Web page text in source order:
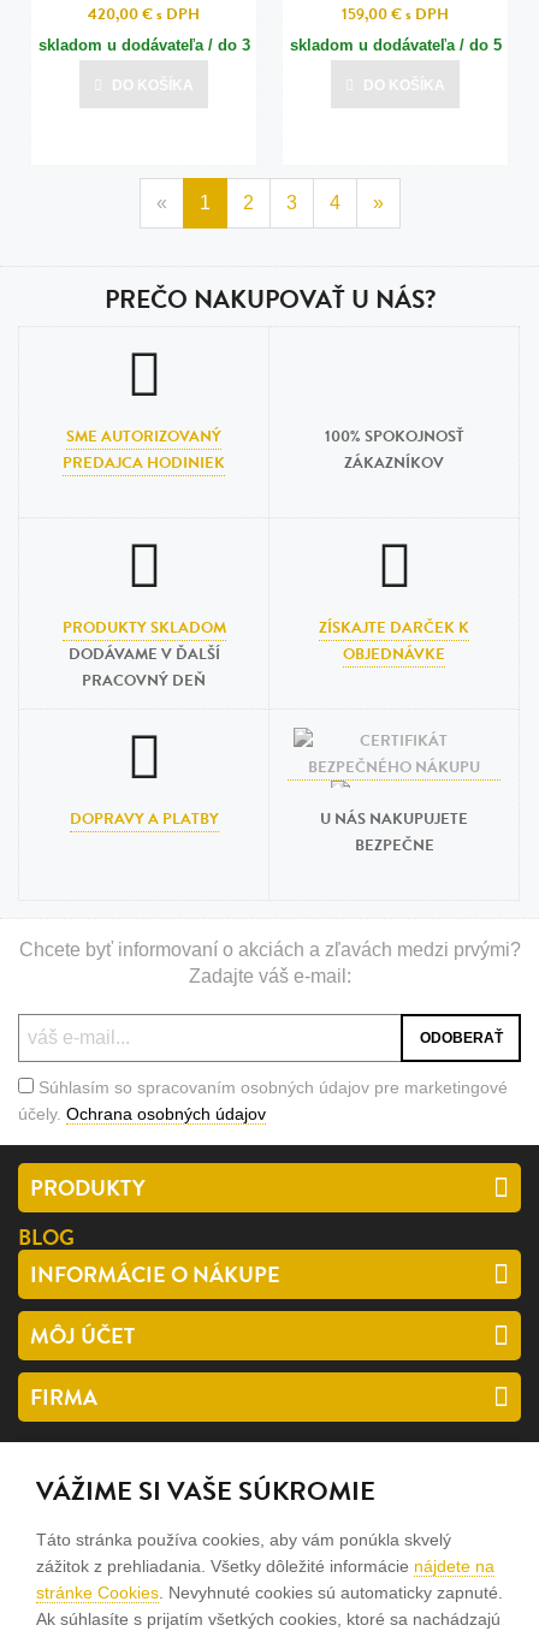
420,00 €s DPH
skladom u dodávateľa / do 3
dní
Posledná aktualizácia dnes o 15:00
DO KOŠÍKA
159,00 €s DPH
skladom u dodávateľa / do 5
dní
Posledná aktualizácia dnes o 15:01
DO KOŠÍKA
« 1 2 3 4 »
PREČO NAKUPOVAŤ U NÁS?
SME AUTORIZOVANÝ
PREDAJCA HODINIEK
100% SPOKOJNOSŤ
ZÁKAZNÍKOV
PRODUKTY SKLADOM
DODÁVAME V ĎALŠÍ
PRACOVNÝ DEŇ
ZÍSKAJTE DARČEK K
OBJEDNÁVKE
DOPRAVY A PLATBY
U NÁS NAKUPUJETE
BEZPEČNE
Chcete byť informovaní o akciách a zľavách medzi prvými?
Zadajte váš e-mail:
Súhlasím so spracovaním osobných údajov pre marketingové
účely. Ochrana osobných údajov
PRODUKTY
BLOG
INFORMÁCIE O NÁKUPE
MÔJ ÚČET
FIRMA
SLEDUJTE NÁS
facebook
instagram
VÁŽIME SI VAŠE SÚKROMIE
Táto stránka používa cookies, aby vám ponúkla skvelý
zážitok z prehliadania. Všetky dôležité informácie nájdete na
stránke Cookies . Nevyhnuté cookies sú automaticky zapnuté.
Ak súhlasíte s prijatím všetkých cookies, ktoré sa nachádzajú